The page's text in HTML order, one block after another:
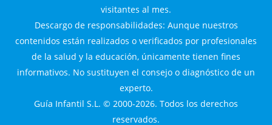
visitantes al mes.
Descargo de responsabilidades: Aunque nuestros
contenidos están realizados o verificados por profesionales
de la salud y la educación, únicamente tienen fines
informativos. No sustituyen el consejo o diagnóstico de un
experto.
Guía Infantil S.L. © 2000-2026. Todos los derechos
reservados.